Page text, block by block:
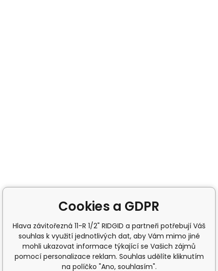
Cookies a GDPR
Hlava závitořezná 11-R 1/2" RIDGID a partneři potřebují Váš
souhlas k využití jednotlivých dat, aby Vám mimo jiné
mohli ukazovat informace týkající se Vašich zájmů
pomocí personalizace reklam. Souhlas udělíte kliknutím
na políčko "Ano, souhlasím".